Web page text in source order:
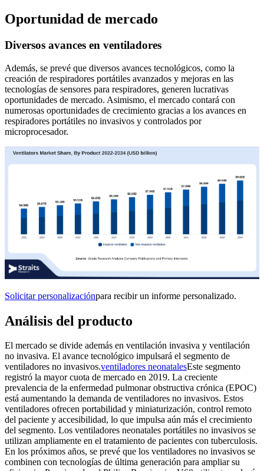
Oportunidad de mercado
Diversos avances en ventiladores
Además, se prevé que diversos avances tecnológicos, como la
creación de respiradores portátiles avanzados y mejoras en las
tecnologías de sensores para respiradores, generen lucrativas
oportunidades de mercado. Asimismo, el mercado contará con
numerosas oportunidades de crecimiento gracias a los avances en
respiradores portátiles no invasivos y controlados por
microprocesador.
Solicitar personalizaciónpara recibir un informe personalizado.
Análisis del producto
El mercado se divide además en ventilación invasiva y ventilación
no invasiva. El avance tecnológico impulsará el segmento de
ventiladores no invasivos.ventiladores neonatalesEste segmento
registró la mayor cuota de mercado en 2019. La creciente
prevalencia de la enfermedad pulmonar obstructiva crónica (EPOC)
está aumentando la demanda de ventiladores no invasivos. Estos
ventiladores ofrecen portabilidad y miniaturización, control remoto
del paciente y accesibilidad, lo que impulsa aún más el crecimiento
del segmento. Los ventiladores neonatales portátiles no invasivos se
utilizan ampliamente en el tratamiento de pacientes con tuberculosis.
En los próximos años, se prevé que los ventiladores no invasivos se
combinen con tecnologías de última generación para ampliar su